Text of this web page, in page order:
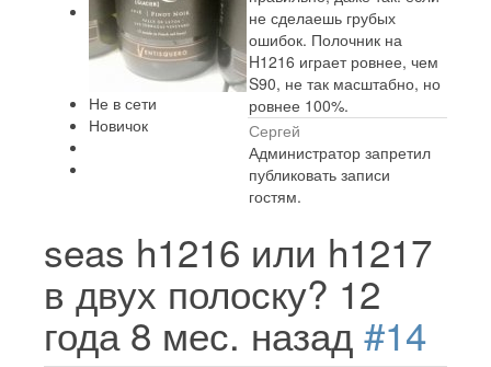
Не в сети
Новичок
не сделаешь грубых
ошибок. Полочник на
H1216 играет ровнее, чем
S90, не так масштабно, но
ровнее 100%.
Сергей
Администратор запретил
публиковать записи
гостям.
seas h1216 или h1217
в двух полоску? 12
года 8 мес. назад #14